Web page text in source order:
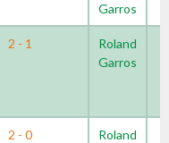
Garros
2 - 1
Roland
Garros
2 - 0
Roland